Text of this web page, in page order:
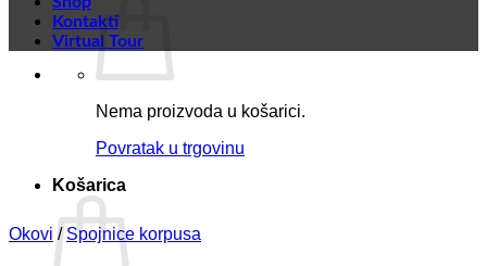
Nema proizvoda u košarici.
Povratak u trgovinu
Košarica
Kontakti
Virtual Tour
Okovi / Spojnice korpusa